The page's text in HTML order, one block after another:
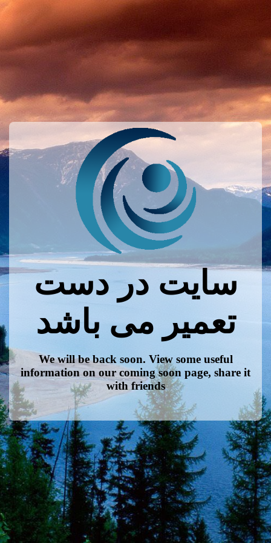
سایت در دست
تعمیر می باشد
We will be back soon. View some useful
information on our coming soon page, share it
with friends